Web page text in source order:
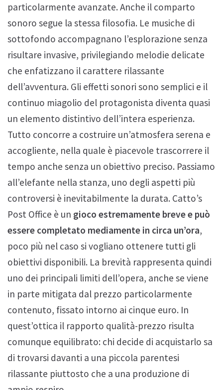
particolarmente avanzate. Anche il comparto
sonoro segue la stessa filosofia. Le musiche di
sottofondo accompagnano l’esplorazione senza
risultare invasive, privilegiando melodie delicate
che enfatizzano il carattere rilassante
dell’avventura. Gli effetti sonori sono semplici e il
continuo miagolio del protagonista diventa quasi
un elemento distintivo dell’intera esperienza.
Tutto concorre a costruire un’atmosfera serena e
accogliente, nella quale è piacevole trascorrere il
tempo anche senza un obiettivo preciso. Passiamo
all’elefante nella stanza, uno degli aspetti più
controversi è inevitabilmente la durata. Catto’s
Post Office è un gioco estremamente breve e può
essere completato mediamente in circa un’ora,
poco più nel caso si vogliano ottenere tutti gli
obiettivi disponibili. La brevità rappresenta quindi
uno dei principali limiti dell’opera, anche se viene
in parte mitigata dal prezzo particolarmente
contenuto, fissato intorno ai cinque euro. In
quest’ottica il rapporto qualità-prezzo risulta
comunque equilibrato: chi decide di acquistarlo sa
di trovarsi davanti a una piccola parentesi
rilassante piuttosto che a una produzione di